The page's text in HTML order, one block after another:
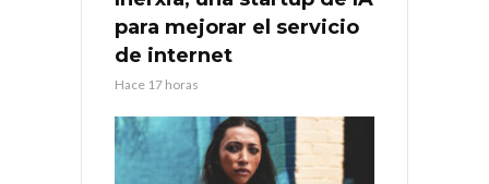
para mejorar el servicio
de internet
Hace 17 horas